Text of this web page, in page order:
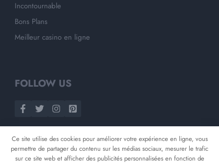
Incontournable
Bons Plans
Meilleur casino en ligne
FOLLOW US
Ce site utilise des cookies pour améliorer votre expérience en ligne, vous
permettre de partager du contenu sur les médias sociaux, mesurer le trafic
sur ce site web et afficher des publicités personnalisées en fonction de